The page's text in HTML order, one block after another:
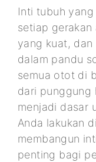
Inti tubuh
setiap
yang kuat,
dalam pandu
semua otot di
dari punggung
menjadi dasar
Anda lakukan
membangun
penting bagi